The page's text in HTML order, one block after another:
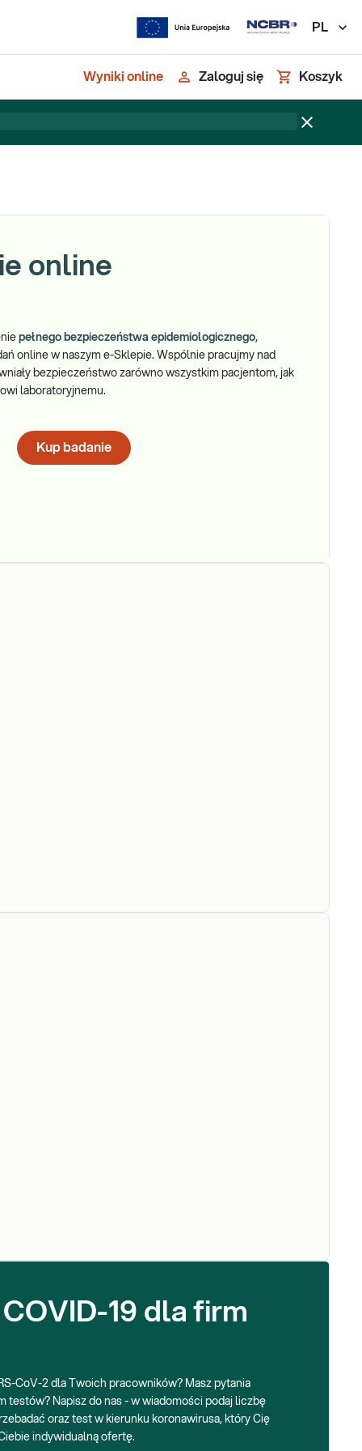
PL
Wyniki online Zaloguj się Koszyk
online
pełnego bezpieczeństwa epidemiologicznego,
online w naszym e-Sklepie. Wspólnie pracujmy nad
bezpieczeństwo zarówno wszystkim pacjentom, jak
laboratoryjnemu.
Kup badanie
COVID-19 dla firm
CoV-2 dla Twoich pracowników? Masz pytania
testów? Napisz do nas - w wiadomości podaj liczbę
oraz test w kierunku koronawirusa, który Cię
indywidualną ofertę.